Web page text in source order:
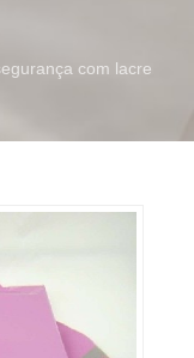
com lacre